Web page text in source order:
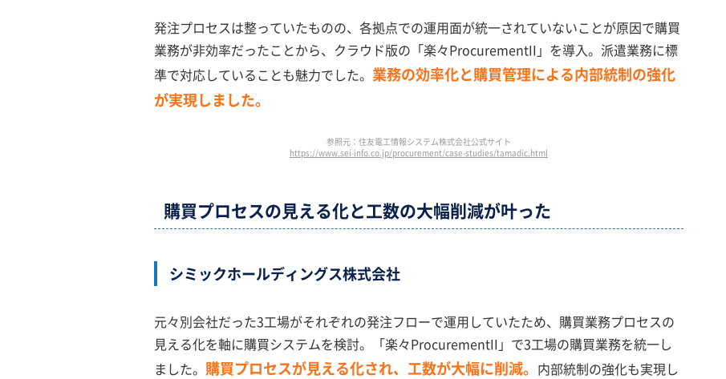
発注プロセスは整っていたものの、各拠点での運用面が統一されていないことが原因で購買
業務が非効率だったことから、クラウド版の「楽々ProcurementII」を導入。派遣業務に標
準で対応していることも魅力でした。 業務の効率化と購買管理による内部統制の強化
が実現しました。
参照元：住友電工情報システム株式会社公式サイト
https://www.sei-info.co.jp/procurement/case-studies/tamadic.html
購買プロセスの見える化と工数の大幅削減が叶った
シミックホールディングス株式会社
元々別会社だった3工場がそれぞれの発注フローで運用していたため、購買業務プロセスの
見える化を軸に購買システムを検討。「楽々ProcurementII」で3工場の購買業務を統一し
ました。 購買プロセスが見える化され、工数が大幅に削減。 内部統制の強化も実現し